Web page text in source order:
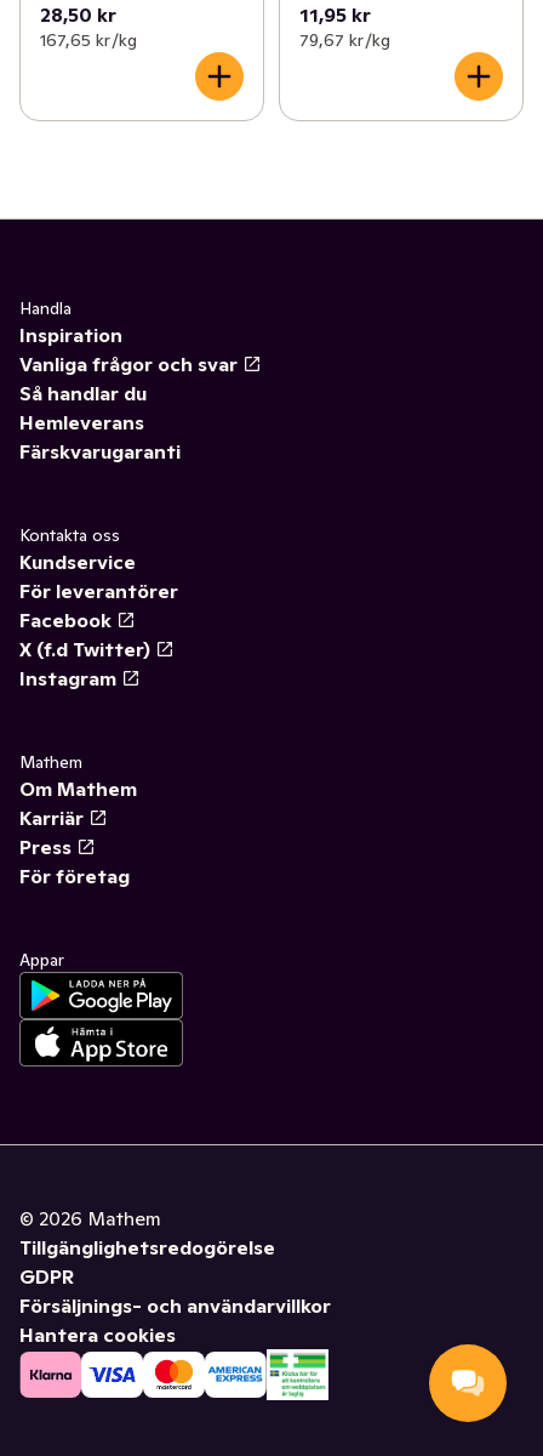
28,50 kr
167,65 kr /kg
11,95 kr
79,67 kr /kg
Handla
Inspiration
Vanliga frågor och svar
Så handlar du
Hemleverans
Färskvarugaranti
Kontakta oss
Kundservice
För leverantörer
Facebook
X (f.d Twitter)
Instagram
Mathem
Om Mathem
Karriär
Press
För företag
Appar
© 2026 Mathem
Tillgänglighetsredogörelse
GDPR
Försäljnings- och användarvillkor
Hantera cookies